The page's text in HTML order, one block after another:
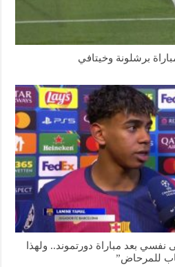
برشلونة وخيتافي
نفسي بعد مباراة دورتموند.. ولهذا
للمرحاض”